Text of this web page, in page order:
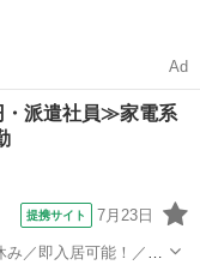
Ad
派遣社員≫家電系
提携サイト 7月23日
／即入居可能！／伊